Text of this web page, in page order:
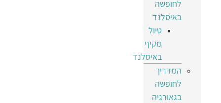
לחופשה
באיסלנד
טיול
מקיף
באיסלנד
המדריך
לחופשה
בגאורגיה